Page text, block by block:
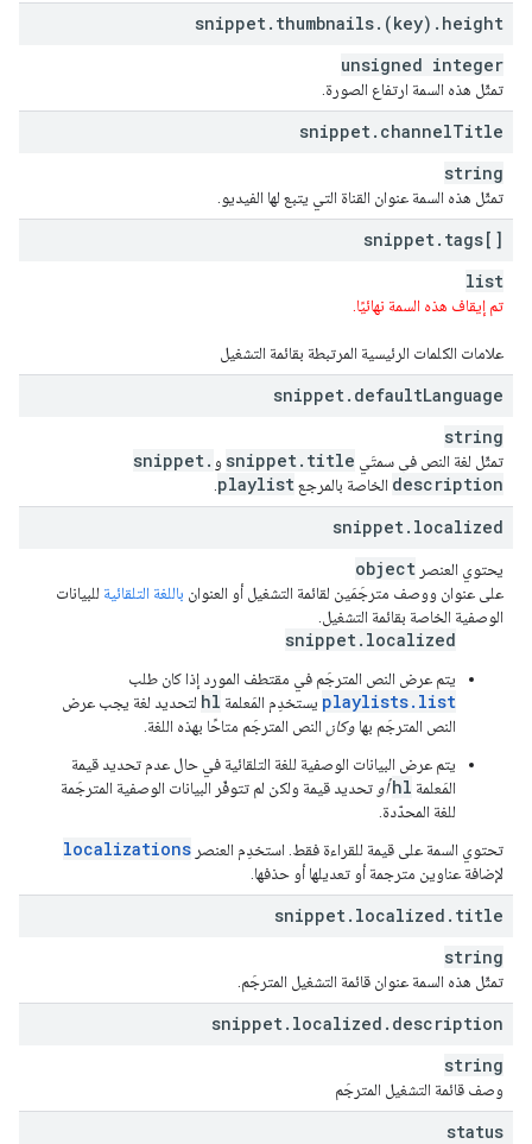
snippet. thumbnails. (key) . height
unsigned integer
تمثّل هذه السمة ارتفاع الصورة.
snippet. channelTitle
string
تمثّل هذه السمة عنوان القناة التي يتبع لها الفيديو.
snippet. tags[]
list
تم إيقاف هذه السمة نهائيًا.
علامات الكلمات الرئيسية المرتبطة بقائمة التشغيل
snippet. defaultLanguage
string
تمثّل لغة النص في سمتَي snippet. title و snippet.
description الخاصة بالمرجعplaylist
snippet. localized
يحتوي العنصر object
على عنوان ووصف مترجَمَين لقائمة التشغيل أو العنوان باللغة التلقائية للبيانات
الوصفية الخاصة بقائمة التشغيل.
snippet.localized
يتم عرض النص المترجَم في مقتطف المورد إذا كان طلب
playlists.list يستخدِم المَعلمة hl لتحديد لغة يجب عرض
النص المترجَم بها وكان
النص المترجَم متاحًا بهذه اللغة.
يتم عرض البيانات الوصفية للغة التلقائية في حال عدم تحديد قيمة
المَعلمة hl أو تحديد قيمة ولكن لم تتوفّر البيانات الوصفية المترجَمة
للغة المحدّدة.
تحتوي السمة على قيمة للقراءة فقط. استخدِم العنصر localizations
لإضافة عناوين مترجمة أو تعديلها أو حذفها.
snippet. localized . title
string
تمثّل هذه السمة عنوان قائمة التشغيل المترجَم.
snippet. localized . description
string
وصف قائمة التشغيل المترجَم
status